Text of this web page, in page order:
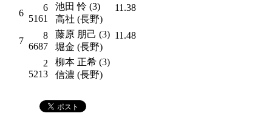
6
6
5161
池田 怜 (3)
高社 (長野)
11.38
7
8
6687
藤原 朋己 (3)
堀金 (長野)
11.48
2
5213
柳本 正希 (3)
信濃 (長野)